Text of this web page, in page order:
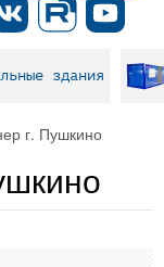
здания
г. Пушкино